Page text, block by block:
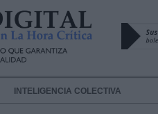
INTELIGENCIA COLECTIVA